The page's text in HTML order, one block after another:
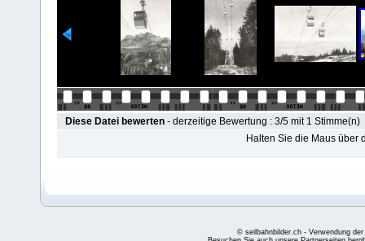
Diese Datei bewerten - derzeitige Bewertung : 3/5 mit 1 Stimme(n)
Halten Sie die Maus über
© seilbahnbilder.ch - Verwendung